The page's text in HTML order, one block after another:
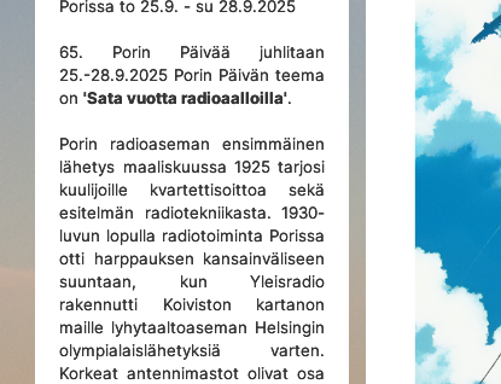
Porissa to 25.9. - su 28.9.2025
65. Porin Päivää juhlitaan
25.-28.9.2025 Porin Päivän teema
on'Sata vuotta radioaalloilla'.
Porin radioaseman ensimmäinen
lähetys maaliskuussa 1925 tarjosi
kuulijoille kvartettisoittoa sekä
esitelmän radiotekniikasta. 1930-
luvun lopulla radiotoiminta Porissa
otti harppauksen kansainväliseen
suuntaan, kun Yleisradio
rakennutti Koiviston kartanon
maille lyhytaaltoaseman Helsingin
olympialaislähetyksiä varten.
Korkeat antennimastot olivat osa